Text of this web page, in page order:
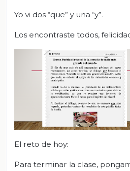
Yo vi dos “que” y una “y”.
Los encontraste todos,
El reto de hoy:
Para terminar la clase,